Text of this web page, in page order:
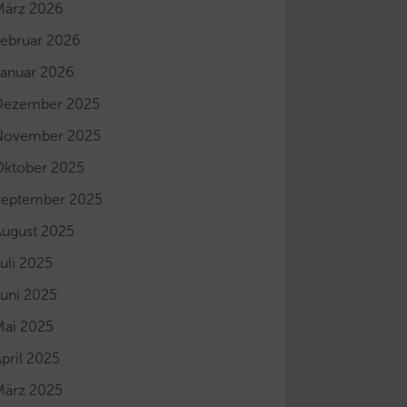
2026
2026
2026
2025
2025
2025
2025
2025
2025
2025
2025
2025
2025